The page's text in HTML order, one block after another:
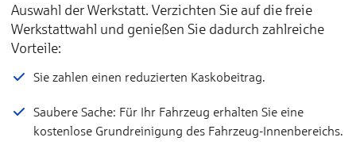
Auswahl der Werkstatt. Verzichten Sie auf die freie
Werkstattwahl und genießen Sie dadurch zahlreiche
Vorteile:
Sie zahlen einen reduzierten Kaskobeitrag.
Saubere Sache: Für Ihr Fahrzeug erhalten Sie eine
kostenlose Grundreinigung des Fahrzeug-Innenbereichs.